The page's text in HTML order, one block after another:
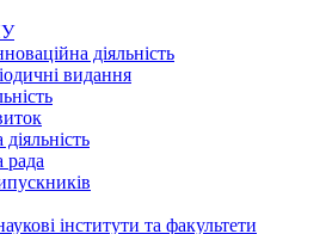
діяльність
видання
рада
інститути та факультети